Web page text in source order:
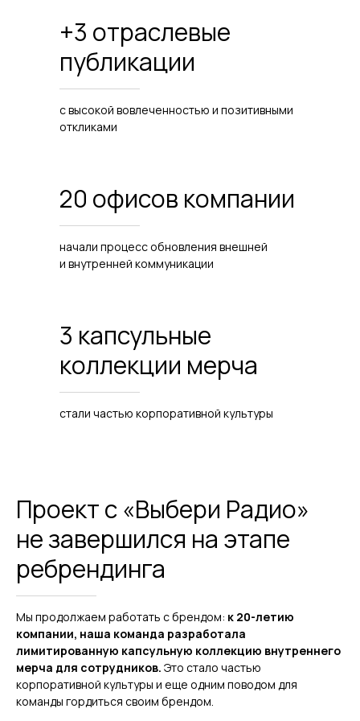
+3 отраслевые
публикации
с высокой вовлеченностью и позитивными
откликами
20 офисов компании
начали процесс обновления внешней
и внутренней коммуникации
3 капсульные
коллекции мерча
стали частью корпоративной культуры
Проект с «Выбери Радио»
не завершился на этапе
ребрендинга
Мы продолжаем работать с брендом: к 20-летию
компании, наша команда разработала
лимитированную капсульную коллекцию внутреннего
мерча для сотрудников. Это стало частью
корпоративной культуры и еще одним поводом для
команды гордиться своим брендом.
ЗАКАЗАТЬ
БЕСПЛАТНУЮ
ОНЛАЙН-
КОНСУЛЬТАЦИЮ
НА 30 МИНУТ
По итогам консультации мы дадим
краткую аналитическую справку
и предложим решения, актуальные
конкретной задаче